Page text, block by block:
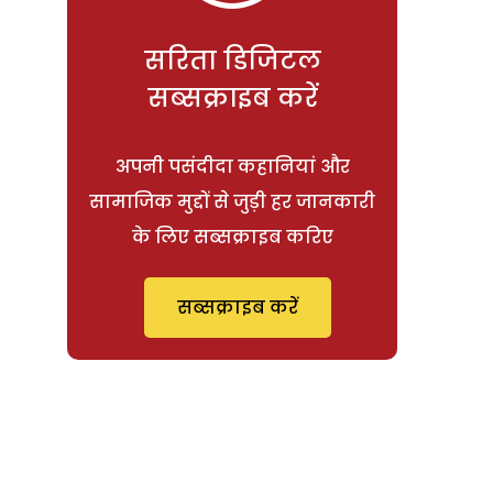
सरिता डिजिटल
सब्सक्राइब करें
अपनी पसंदीदा कहानियां और
सामाजिक मुद्दों से जुड़ी हर जानकारी
के लिए सब्सक्राइब करिए
सब्सक्राइब करें